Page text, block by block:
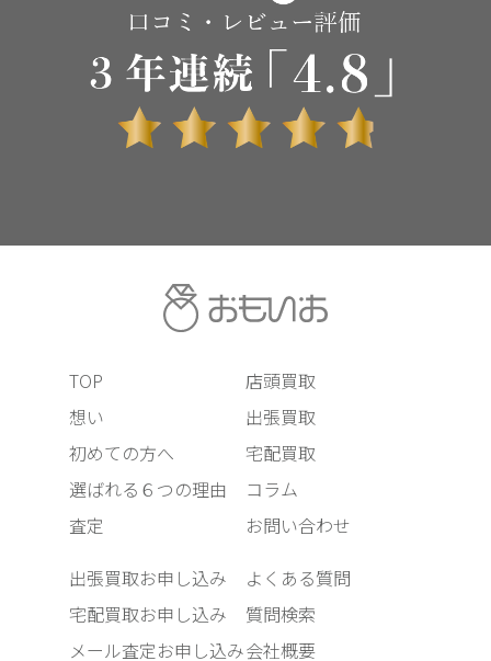
TOP
想い
初めての方へ
選ばれる６つの理由
査定
店頭買取
出張買取
宅配買取
コラム
お問い合わせ
出張買取お申し込み
宅配買取お申し込み
メール査定お申し込み
よくある質問
質問検索
会社概要